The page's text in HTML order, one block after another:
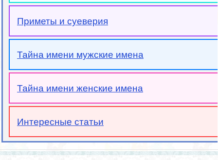
Приметы и суеверия
Тайна имени мужские имена
Тайна имени женские имена
Интересные статьи